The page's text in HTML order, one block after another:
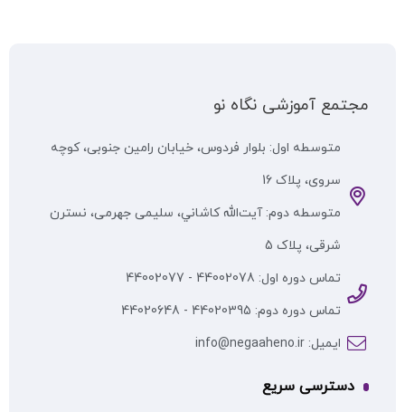
مجتمع آموزشی نگاه نو
متوسطه اول: بلوار فردوس، خیابان رامین جنوبی، کوچه
سروی، پلاک 16
متوسطه دوم: آيت‌الله كاشاني، سلیمی جهرمی، نسترن
شرقی، پلاک 5
تماس دوره اول: 44002078 - 44002077
تماس دوره دوم: 44020395 - 44020648
ایمیل: info@negaaheno.ir
دسترسی سریع